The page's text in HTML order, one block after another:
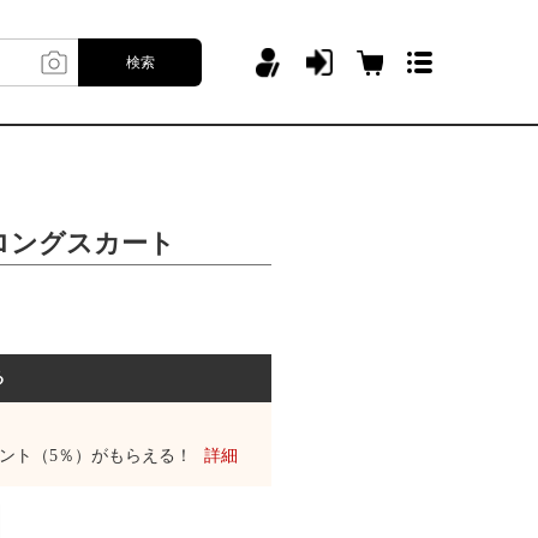
検索
グスカート
ト（5％）がもらえる！ 詳細